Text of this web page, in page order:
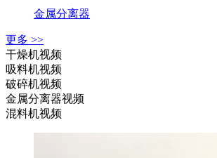
金属分离器
更多 >>
干燥机视频
吸料机视频
破碎机视频
金属分离器视频
混料机视频